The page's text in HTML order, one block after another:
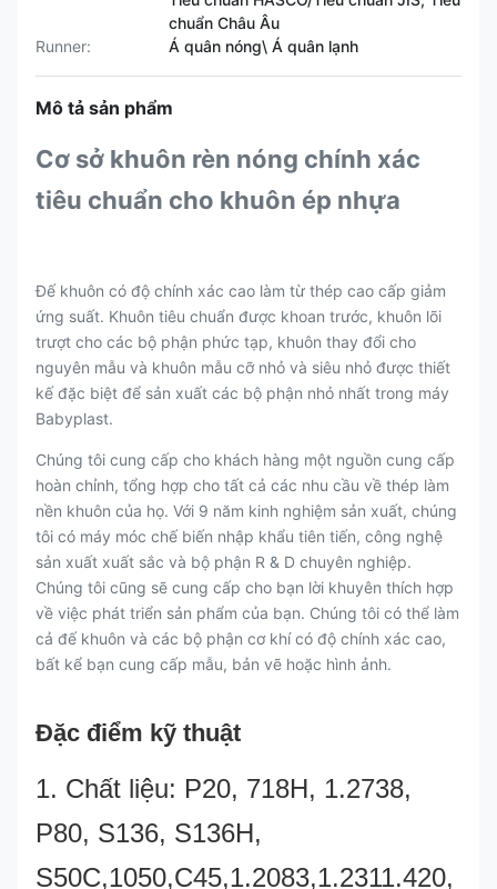
chuẩn Châu Âu
Runner:
Á quân nóng\ Á quân lạnh
Mô tả sản phẩm
Cơ sở khuôn rèn nóng chính xác
tiêu chuẩn cho khuôn ép nhựa
Đế khuôn có độ chính xác cao làm từ thép cao cấp giảm
ứng suất. Khuôn tiêu chuẩn được khoan trước, khuôn lõi
trượt cho các bộ phận phức tạp, khuôn thay đổi cho
nguyên mẫu và khuôn mẫu cỡ nhỏ và siêu nhỏ được thiết
kế đặc biệt để sản xuất các bộ phận nhỏ nhất trong máy
Babyplast.
Chúng tôi cung cấp cho khách hàng một nguồn cung cấp
hoàn chỉnh, tổng hợp cho tất cả các nhu cầu về thép làm
nền khuôn của họ. Với 9 năm kinh nghiệm sản xuất, chúng
tôi có máy móc chế biến nhập khẩu tiên tiến, công nghệ
sản xuất xuất sắc và bộ phận R & D chuyên nghiệp.
Chúng tôi cũng sẽ cung cấp cho bạn lời khuyên thích hợp
về việc phát triển sản phẩm của bạn. Chúng tôi có thể làm
cả đế khuôn và các bộ phận cơ khí có độ chính xác cao,
bất kể bạn cung cấp mẫu, bản vẽ hoặc hình ảnh.
Đặc điểm kỹ thuật
1. Chất liệu: P20, 718H, 1.2738,
P80, S136, S136H,
S50C,1050,C45,1.2083,1.2311.420,